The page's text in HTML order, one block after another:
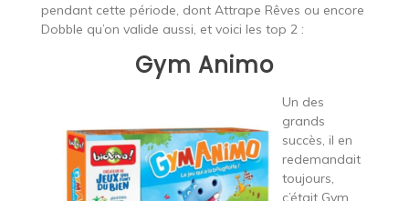
pendant cette période, dont Attrape Rêves ou encore
Dobble qu’on valide aussi, et voici les top 2 :
Gym Animo
Un des
grands
succès, il en
redemandait
toujours,
c’était Gym